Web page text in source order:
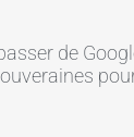
de